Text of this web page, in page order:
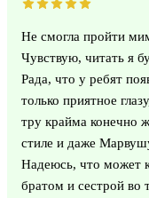
Не смогла пройти
Чувствую, читать я
Рада, что у ребят
только приятное
тру крайма конечно
стиле и даже
Надеюсь, что может
братом и сестрой во